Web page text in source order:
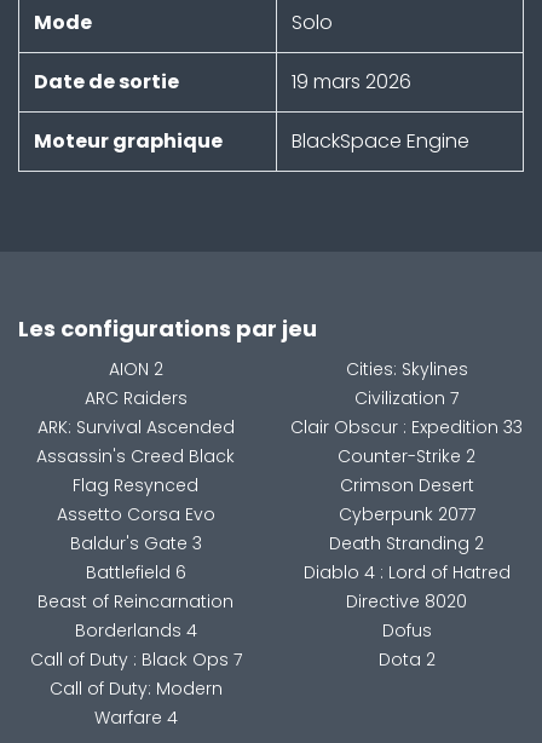
Mode Solo
Date de sortie 19 mars 2026
Moteur graphique BlackSpace Engine
Les configurations par jeu
AION 2
ARC Raiders
ARK: Survival Ascended
Assassin's Creed Black
Flag Resynced
Assetto Corsa Evo
Baldur's Gate 3
Battlefield 6
Beast of Reincarnation
Borderlands 4
Call of Duty : Black Ops 7
Call of Duty: Modern
Warfare 4
Cities: Skylines
Civilization 7
Clair Obscur : Expedition 33
Counter-Strike 2
Crimson Desert
Cyberpunk 2077
Death Stranding 2
Diablo 4 : Lord of Hatred
Directive 8020
Dofus
Dota 2